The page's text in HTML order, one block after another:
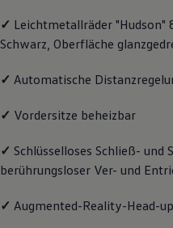
Digitale Extras
Dienste für
Volkswagen
Updates für
Warn- und
Digitale
Magazin
✓ Leichtmetallräder
Schwarz, Oberfläche
✓ Automatische
✓ Vordersitze beheizbar
✓ Schlüsselloses Schließ- und
berührungsloser Ver- und
✓ Augmented-Reality-Head-